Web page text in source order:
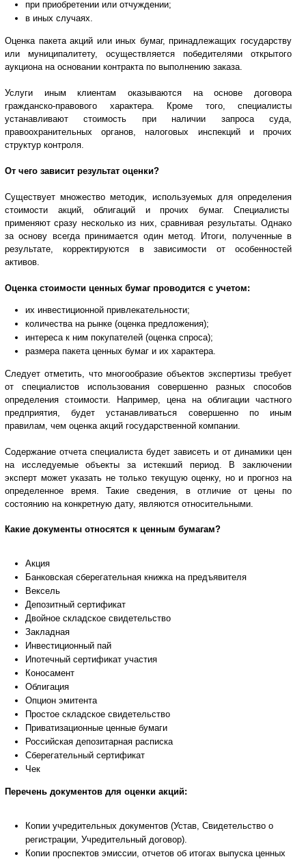
при приобретении или отчуждении;
в иных случаях.
Оценка пакета акций или иных бумаг, принадлежащих государству
или муниципалитету, осуществляется победителями открытого
аукциона на основании контракта по выполнению заказа.
Услуги иным клиентам оказываются на основе договора
гражданско-правового характера. Кроме того, специалисты
устанавливают стоимость при наличии запроса суда,
правоохранительных органов, налоговых инспекций и прочих
структур контроля.
От чего зависит результат оценки?
Существует множество методик, используемых для определения
стоимости акций, облигаций и прочих бумаг. Специалисты
применяют сразу несколько из них, сравнивая результаты. Однако
за основу всегда принимается один метод. Итоги, полученные в
результате, корректируются в зависимости от особенностей
активов.
Оценка стоимости ценных бумаг проводится с учетом:
их инвестиционной привлекательности;
количества на рынке (оценка предложения);
интереса к ним покупателей (оценка спроса);
размера пакета ценных бумаг и их характера.
Следует отметить, что многообразие объектов экспертизы требует
от специалистов использования совершенно разных способов
определения стоимости. Например, цена на облигации частного
предприятия, будет устанавливаться совершенно по иным
правилам, чем оценка акций государственной компании.
Содержание отчета специалиста будет зависеть и от динамики цен
на исследуемые объекты за истекший период. В заключении
эксперт может указать не только текущую оценку, но и прогноз на
определенное время. Такие сведения, в отличие от цены по
состоянию на конкретную дату, являются относительными.
Какие документы относятся к ценным бумагам?
Акция
Банковская сберегательная книжка на предъявителя
Вексель
Депозитный сертификат
Двойное складское свидетельство
Закладная
Инвестиционный пай
Ипотечный сертификат участия
Коносамент
Облигация
Опцион эмитента
Простое складское свидетельство
Приватизационные ценные бумаги
Российская депозитарная расписка
Сберегательный сертификат
Чек
Перечень документов для оценки акций:
Копии учредительных документов (Устав, Свидетельство о
регистрации, Учредительный договор).
Копии проспектов эмиссии, отчетов об итогах выпуска ценных